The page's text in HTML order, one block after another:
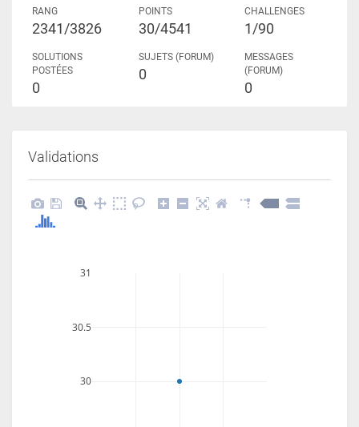
RANG
2341/3826
POINTS
30/4541
CHALLENGES
1/90
SOLUTIONS
POSTÉES
0
SUJETS (FORUM)
0
MESSAGES
(FORUM)
0
Validations
30
30.5
31